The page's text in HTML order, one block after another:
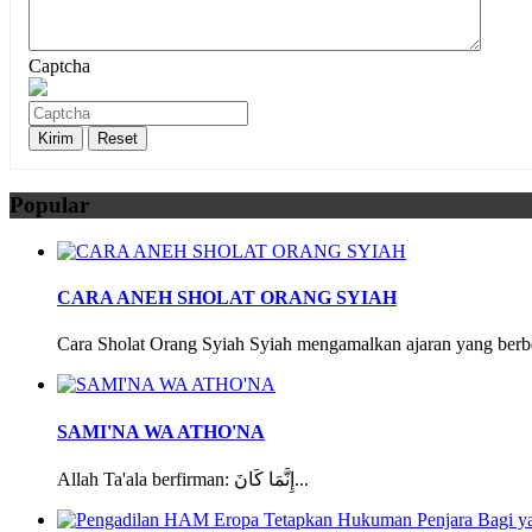
Captcha
Popular
CARA ANEH SHOLAT ORANG SYIAH
Cara Sholat Orang Syiah Syiah mengamalkan ajaran yang
SAMI'NA WA ATHO'NA
Allah Ta'ala berfirman: إِنَّمَا كَانَ...